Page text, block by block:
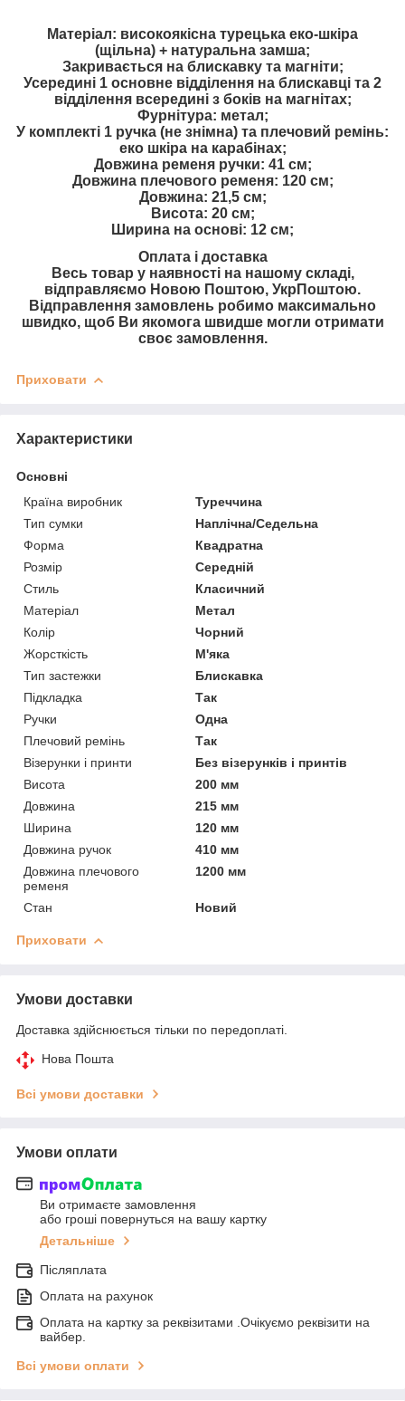
Матеріал: високоякісна турецька еко-шкіра
(щільна) + натуральна замша;
Закривається на блискавку та магніти;
Усередині 1 основне відділення на блискавці та 2
відділення всередині з боків на магнітах;
Фурнітура: метал;
У комплекті 1 ручка (не знімна) та плечовий ремінь:
еко шкіра на карабінах;
Довжина ременя ручки: 41 см;
Довжина плечового ременя: 120 см;
Довжина: 21,5 см;
Висота: 20 см;
Ширина на основі: 12 см;
Оплата і доставка
Весь товар у наявності на нашому складі,
відправляємо Новою Поштою, УкрПоштою.
Відправлення замовлень робимо максимально
швидко, щоб Ви якомога швидше могли отримати
своє замовлення.
Приховати
Характеристики
Основні
Країна виробник
Туреччина
Тип сумки
Наплічна/Седельна
Форма
Квадратна
Розмір
Середній
Стиль
Класичний
Матеріал
Метал
Колір
Чорний
Жорсткість
М'яка
Тип застежки
Блискавка
Підкладка
Так
Ручки
Одна
Плечовий ремінь
Так
Візерунки і принти
Без візерунків і принтів
Висота
200 мм
Довжина
215 мм
Ширина
120 мм
Довжина ручок
410 мм
Довжина плечового
ременя
1200 мм
Стан Новий
Приховати
Умови доставки
Доставка здійснюється тільки по передоплаті.
Нова Пошта
Всі умови доставки
Умови оплати
Ви отримаєте замовлення
або гроші повернуться на вашу картку
Детальніше
Післяплата
Оплата на рахунок
Оплата на картку за реквізитами .Очікуємо реквізити на
вайбер.
Всі умови оплати